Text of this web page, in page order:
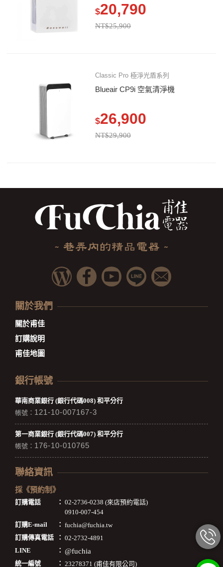
$20,790
NT$25,900
Classic Pro 極淨光盾系列
Blueair CP9i 空氣清淨機
$26,900
NT$29,900
關於我們
關於甫佳
訂購說明
甫佳地圖
銀行帳號
華南商業銀行 (銀行代碼008) 和平分行
帳號： 121-10-007167-3
第一商業銀行 (銀行代碼007) 和平分行
帳號： 176-10-010765
聯絡資訊
採《預約制》
訂購電話 ： 02-2736-0238 (來店預約電話)
0910-007-454
訂購E-mail
： fuchia@fuchia.tw
訂購傳真電話
： 02-2732-4891
LINE
： @fuchia
統一編號 ： 23278371 (甫佳有限公司)